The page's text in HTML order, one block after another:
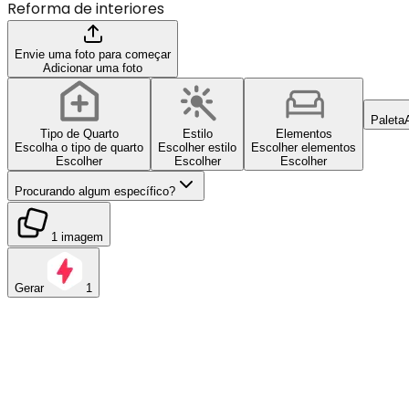
Reforma de interiores
Envie uma foto para começar
Adicionar uma foto
Tipo de Quarto
Escolha o tipo de quarto
Escolher
Estilo
Escolher estilo
Escolher
Elementos
Escolher elementos
Escolher
Paleta
Procurando algum específico?
1 imagem
Gerar 1